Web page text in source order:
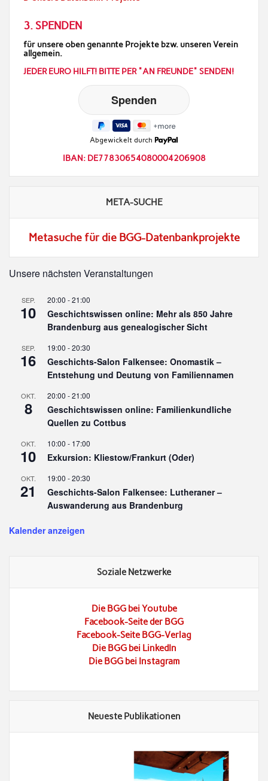
3. SPENDEN
für unsere oben genannte Projekte bzw. unseren Verein
allgemein.
JEDER EURO HILFT! BITTE PER "AN FREUNDE" SENDEN!
Abgewickelt durch
IBAN: DE77830654080004206908
META-SUCHE
Metasuche für die BGG-Datenbankprojekte
Unsere nächsten Veranstaltungen
SEP.
10
20:00 -21:00
Geschichtswissen online: Mehr als 850 Jahre
Brandenburg aus genealogischer Sicht
SEP.
16
19:00 -20:30
Geschichts-Salon Falkensee: Onomastik –
Entstehung und Deutung von Familiennamen
OKT.
8
20:00 -21:00
Geschichtswissen online: Familienkundliche
Quellen zu Cottbus
OKT.
10
10:00 - 17:00
Exkursion: Kliestow/Frankurt (Oder)
OKT.
21
19:00 -20:30
Geschichts-Salon Falkensee: Lutheraner –
Auswanderung aus Brandenburg
Kalender anzeigen
Soziale Netzwerke
Die BGG bei Youtube
Facebook-Seite der BGG
Facebook-Seite BGG-Verlag
Die BGG bei LinkedIn
Die BGG bei Instagram
Neueste Publikationen